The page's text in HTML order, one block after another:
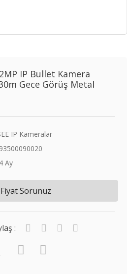
IP Bullet Kamera
Gece Görüş Metal
IP Kameralar
Ay
Fiyat Sorunuz
: